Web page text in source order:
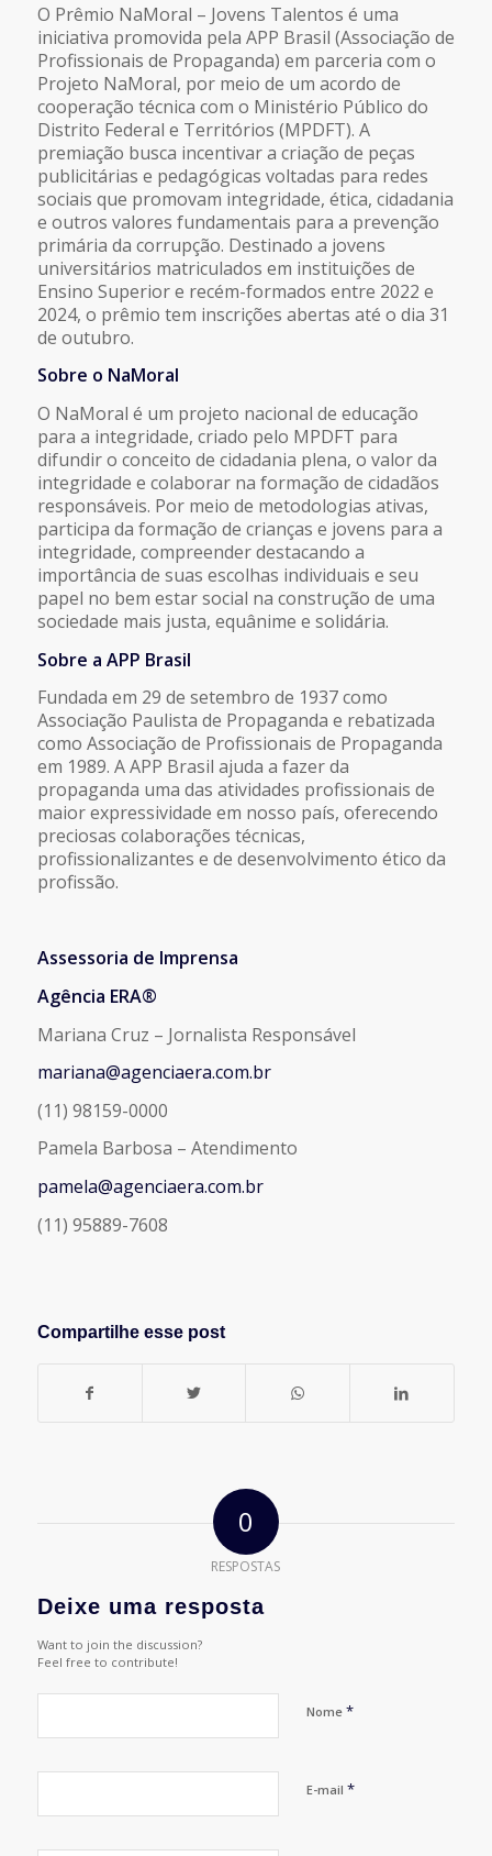
O Prêmio NaMoral – Jovens Talentos é uma
iniciativa promovida pela APP Brasil (Associação de
Profissionais de Propaganda) em parceria com o
Projeto NaMoral, por meio de um acordo de
cooperação técnica com o Ministério Público do
Distrito Federal e Territórios (MPDFT). A
premiação busca incentivar a criação de peças
publicitárias e pedagógicas voltadas para redes
sociais que promovam integridade, ética, cidadania
e outros valores fundamentais para a prevenção
primária da corrupção. Destinado a jovens
universitários matriculados em instituições de
Ensino Superior e recém-formados entre 2022 e
2024, o prêmio tem inscrições abertas até o dia 31
de outubro.
Sobre o NaMoral
O NaMoral é um projeto nacional de educação
para a integridade, criado pelo MPDFT para
difundir o conceito de cidadania plena, o valor da
integridade e colaborar na formação de cidadãos
responsáveis. Por meio de metodologias ativas,
participa da formação de crianças e jovens para a
integridade, compreender destacando a
importância de suas escolhas individuais e seu
papel no bem estar social na construção de uma
sociedade mais justa, equânime e solidária.
Sobre a APP Brasil
Fundada em 29 de setembro de 1937 como
Associação Paulista de Propaganda e rebatizada
como Associação de Profissionais de Propaganda
em 1989. A APP Brasil ajuda a fazer da
propaganda uma das atividades profissionais de
maior expressividade em nosso país, oferecendo
preciosas colaborações técnicas,
profissionalizantes e de desenvolvimento ético da
profissão.
Assessoria de Imprensa
Agência ERA®
Mariana Cruz – Jornalista Responsável
mariana@agenciaera.com.br
(11) 98159-0000
Pamela Barbosa – Atendimento
pamela@agenciaera.com.br
(11) 95889-7608
Compartilhe esse post
0
RESPOSTAS
Deixe uma resposta
Want to join the discussion?
Feel free to contribute!
Nome *
E-mail *